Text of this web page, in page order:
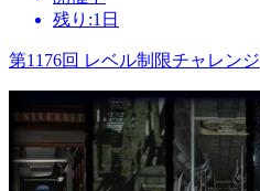
残り:1日
第1176回 レベル制限チャレンジ